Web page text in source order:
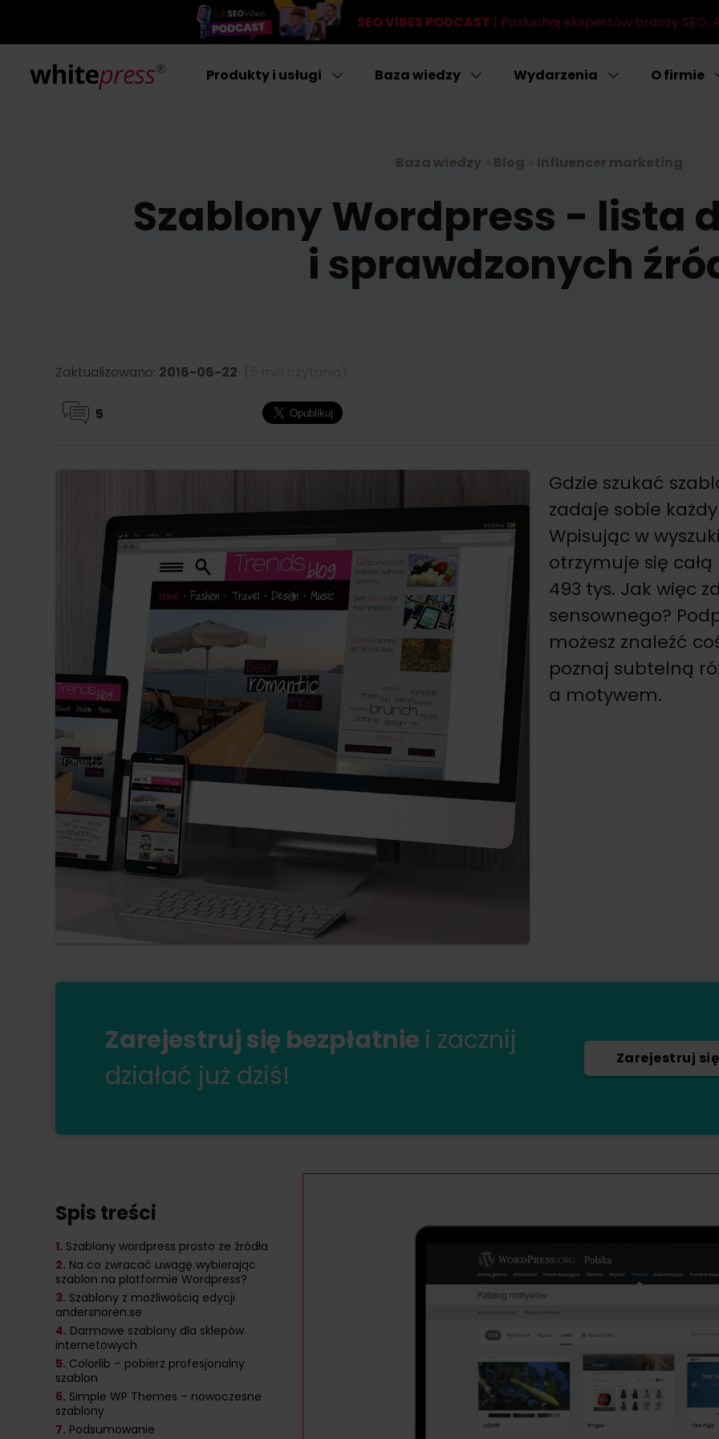
SEO VIBES PODCAST | Posłuchaj ekspertów branży SEO,
Produkty i usługi Baza wiedzy Wydarzenia O firmie
Baza wiedzy Blog Influencer marketing
Szablony Wordpress - lista
i sprawdzonych
Zaktualizowano: 2016-06-22
5
Gdzie szukać
zadaje sobie
Wpisując w
otrzymuje się całą
493 tys. Jak więc
sensownego?
możesz znaleźć
poznaj subtelną
a motywem.
Zarejestruj się bezpłatnie i zacznij
działać już dziś!
Zarejestruj się
Spis treści
1. Szablony wordpress prosto ze źródła
2. Na co zwracać uwagę wybierając
szablon na platformie Wordpress?
3. Szablony z możliwością edycji
andersnoren.se
4. Darmowe szablony dla sklepów
internetowych
5. Colorlib – pobierz profesjonalny
szablon
6. Simple WP Themes – nowoczesne
szablony
7. Podsumowanie